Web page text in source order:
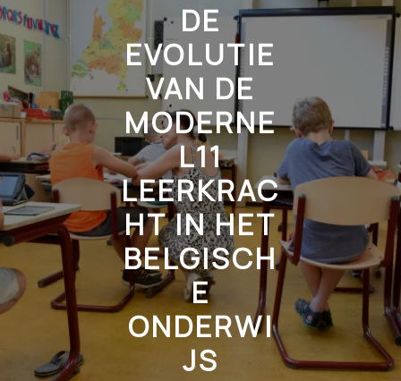
DE
EVOLUTIE
VAN DE
MODERNE
L11
LEERKRAC
HT IN HET
BELGISCH
E
ONDERWI
JS